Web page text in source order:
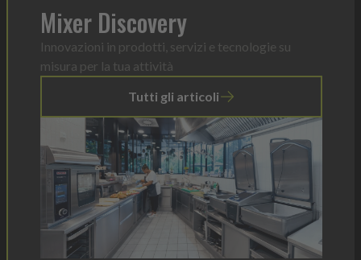
Mixer Discovery
Innovazioni in prodotti, servizi e tecnologie su
misura per la tua attività
Tutti gli articoli